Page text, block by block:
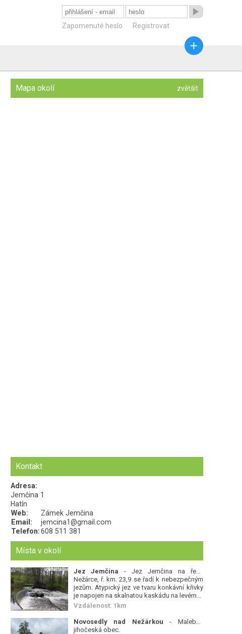

Zapomenuté heslo Registrovat

Mapa okolí zvětšit
Kontakt
Adresa:
Jemčina 1
Hatín
Web:
Zámek Jemčina
Email:
jemcina1@gmail.com
Telefon:608 511 381
Místa v okolí
Jez Jemčina - Jez Jemčina na řece
Nežárce, ř. km. 23,9 se řadí k nebezpečným
jezům. Atypický jez ve tvaru konkávní křivky
je napojen na skalnatou kaskádu na levém...
Vzdálenost: 1km
Novosedly nad Nežárkou - Malebná
jihočeská obec.